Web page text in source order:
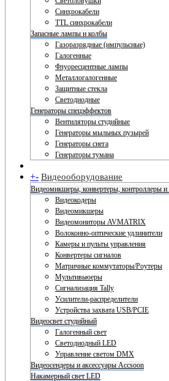
Синхрокабели
TTL синхрокабели
Запасные лампы и колбы
Газоразрядные (импульсные)
Галогенные
Флуоресцентные лампы
Металлогалогенные
Защитные стекла
Светодиодные
Генераторы спецэффектов
Вентиляторы студийные
Генераторы мыльных пузырей
Генераторы снега
Генераторы тумана
+- Видеооборудование
Видеомикшеры, конвертеры, контроллеры
Видеокодеры
Видеомикшеры
Видеомониторы AVMATRIX
Волоконно-оптические удлинители
Камеры и пульты управления
Конвертеры сигналов
Матричные коммутаторы/Роутеры
Мультивьюеры
Сигнализация Tally
Усилители-распределители
Устройства захвата USB/PCIE
Видеосвет студийный
Галогенный свет
Светодиодный LED
Управление светом DMX
Видеосендеры и аксессуары Accsoon
Накамерный свет LED